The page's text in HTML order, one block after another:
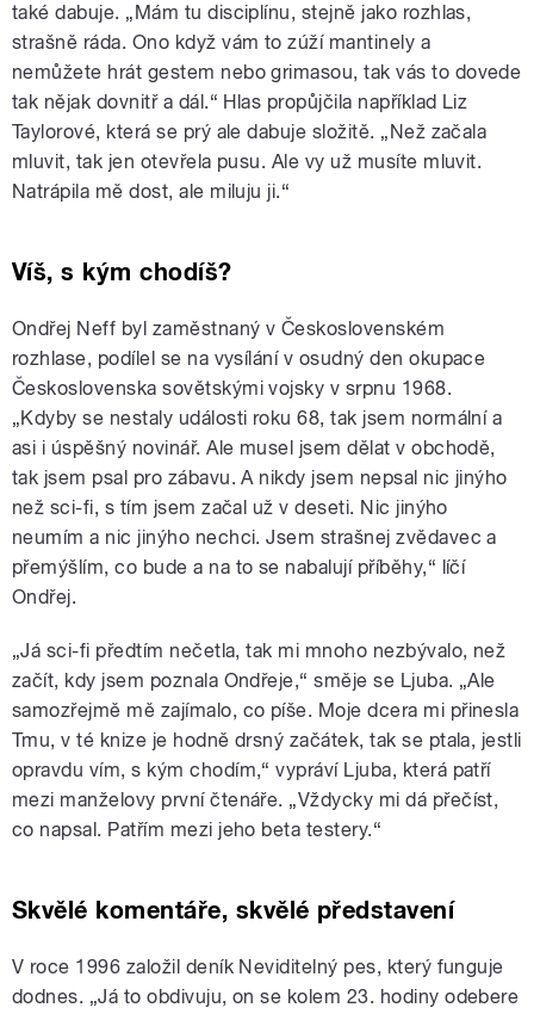
také dabuje. „Mám tu disciplínu, stejně jako rozhlas,
strašně ráda. Ono když vám to zúží mantinely a
nemůžete hrát gestem nebo grimasou, tak vás to dovede
tak nějak dovnitř a dál.“ Hlas propůjčila například Liz
Taylorové, která se prý ale dabuje složitě. „Než začala
mluvit, tak jen otevřela pusu. Ale vy už musíte mluvit.
Natrápila mě dost, ale miluju ji.“
Víš, s kým chodíš?
Ondřej Neff byl zaměstnaný v Československém
rozhlase, podílel se na vysílání v osudný den okupace
Československa sovětskými vojsky v srpnu 1968.
„Kdyby se nestaly události roku 68, tak jsem normální a
asi i úspěšný novinář. Ale musel jsem dělat v obchodě,
tak jsem psal pro zábavu. A nikdy jsem nepsal nic jinýho
než sci-fi, s tím jsem začal už v deseti. Nic jinýho
neumím a nic jinýho nechci. Jsem strašnej zvědavec a
přemýšlím, co bude a na to se nabalují příběhy,“ líčí
Ondřej.
„Já sci-fi předtím nečetla, tak mi mnoho nezbývalo, než
začít, kdy jsem poznala Ondřeje,“ směje se Ljuba. „Ale
samozřejmě mě zajímalo, co píše. Moje dcera mi přinesla
Tmu, v té knize je hodně drsný začátek, tak se ptala, jestli
opravdu vím, s kým chodím,“ vypráví Ljuba, která patří
mezi manželovy první čtenáře. „Vždycky mi dá přečíst,
co napsal. Patřím mezi jeho beta testery.“
Skvělé komentáře, skvělé představení
V roce 1996 založil deník Neviditelný pes, který funguje
dodnes. „Já to obdivuju, on se kolem 23. hodiny odebere